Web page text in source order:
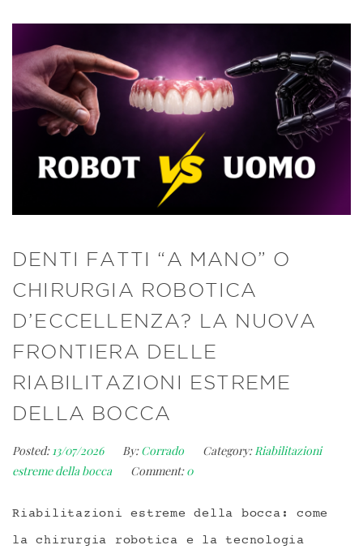
DENTI FATTI “A MANO” O
CHIRURGIA ROBOTICA
D’ECCELLENZA? LA NUOVA
FRONTIERA DELLE
RIABILITAZIONI ESTREME
DELLA BOCCA
Posted: 13/07/2026 By: Corrado Category:Riabilitazioni
estreme della bocca
Comment:0
Riabilitazioni estreme della bocca: come
la chirurgia robotica e la tecnologia